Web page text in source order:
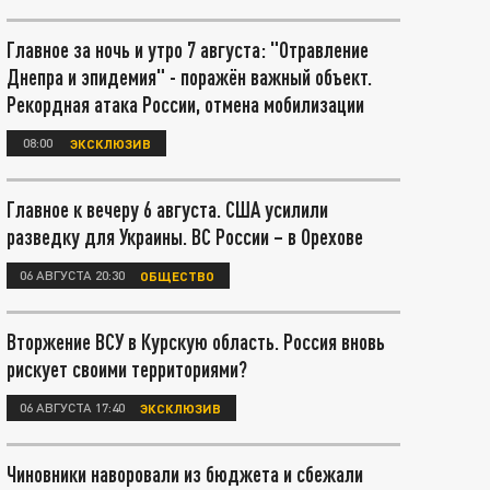
Главное за ночь и утро 7 августа: "Отравление
Днепра и эпидемия" - поражён важный объект.
Рекордная атака России, отмена мобилизации
08:00 ЭКСКЛЮЗИВ
Главное к вечеру 6 августа. США усилили
разведку для Украины. ВС России – в Орехове
06 АВГУСТА 20:30 ОБЩЕСТВО
Вторжение ВСУ в Курскую область. Россия вновь
рискует своими территориями?
06 АВГУСТА 17:40 ЭКСКЛЮЗИВ
Чиновники наворовали из бюджета и сбежали